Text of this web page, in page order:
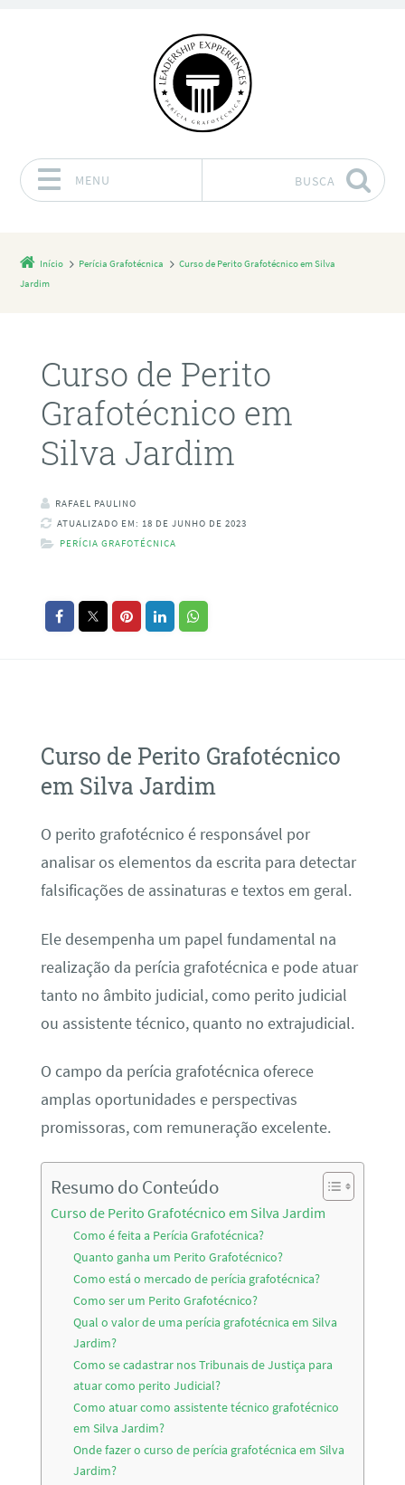
MENU BUSCA
Início Perícia Grafotécnica
Curso de Perito Grafotécnico em Silva
Jardim
Curso de Perito
Grafotécnico em
Silva Jardim
RAFAEL PAULINO
ATUALIZADO EM: 18 DE JUNHO DE 2023
PERÍCIA GRAFOTÉCNICA
Curso de Perito Grafotécnico
em Silva Jardim
O perito grafotécnico é responsável por
analisar os elementos da escrita para detectar
falsificações de assinaturas e textos em geral.
Ele desempenha um papel fundamental na
realização da perícia grafotécnica e pode atuar
tanto no âmbito judicial, como perito judicial
ou assistente técnico, quanto no extrajudicial.
O campo da perícia grafotécnica oferece
amplas oportunidades e perspectivas
promissoras, com remuneração excelente.
Resumo do Conteúdo
Curso de Perito Grafotécnico em Silva Jardim
Como é feita a Perícia Grafotécnica?
Quanto ganha um Perito Grafotécnico?
Como está o mercado de perícia grafotécnica?
Como ser um Perito Grafotécnico?
Qual o valor de uma perícia grafotécnica em Silva
Jardim?
Como se cadastrar nos Tribunais de Justiça para
atuar como perito Judicial?
Como atuar como assistente técnico grafotécnico
em Silva Jardim?
Onde fazer o curso de perícia grafotécnica em Silva
Jardim?